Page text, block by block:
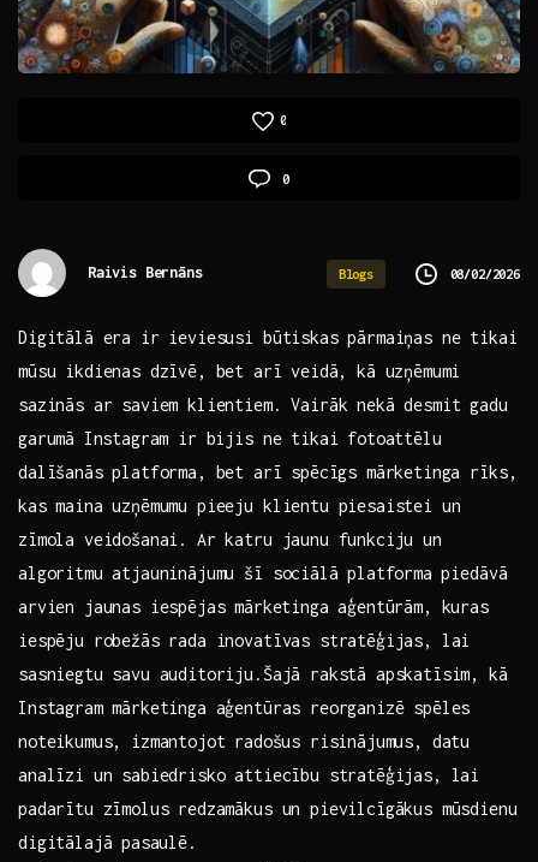
0
0
Raivis Bernāns Blogs 08/02/2026
Digitālā era ir ‌ieviesusi būtiskas‌ pārmaiņas ne tikai
mūsu ikdienas dzīvē, bet arī ⁤veidā,‌ kā uzņēmumi⁣
sazinās ar saviem klientiem. Vairāk nekā desmit gadu
garumā ⁢Instagram ir bijis​ ne​ tikai‍ fotoattēlu
dalīšanās platforma, bet arī⁣ spēcīgs mārketinga rīks,
kas maina ‌uzņēmumu ‍pieeju klientu piesaistei un
zīmola veidošanai. Ar katru ‌jaunu funkciju un‌
algoritmu ‍atjauninājumu‌ šī sociālā⁣ platforma⁢ piedāvā
arvien ‍jaunas iespējas⁢ mārketinga aģentūrām, kuras
iespēju robežās rada‌ inovatīvas ‍stratēģijas, lai
sasniegtu savu auditoriju.Šajā rakstā apskatīsim,​ kā
Instagram mārketinga aģentūras reorganizē spēles
noteikumus, izmantojot ⁣radošus​ risinājumus, datu
‍analīzi un‍ sabiedrisko attiecību stratēģijas, lai
padarītu zīmolus redzamākus un pievilcīgākus mūsdienu
‌digitālajā⁤ pasaulē.